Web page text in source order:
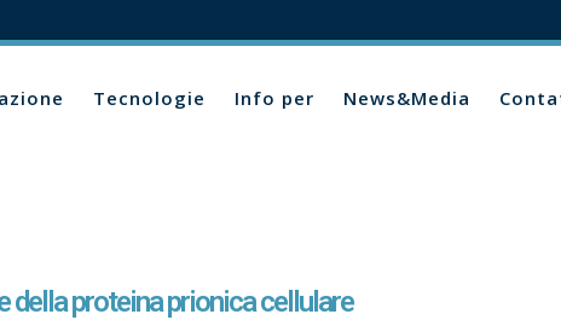
Tecnologie Info per News&Media
della proteina prionica cellulare